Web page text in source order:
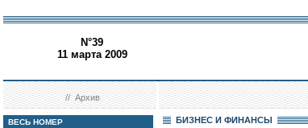
N°39
11 марта 2009
//Архив
ВЕСЬ НОМЕР
БИЗНЕС И ФИНАНСЫ